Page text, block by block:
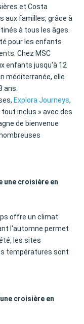
et Costa
aux familles, grâce à
à tous les âges.
pour les enfants
Chez MSC
enfants jusqu'à 12
méditerranée, elle
ans.
Explora Journeys,
inclus » avec des
de bienvenue
une croisière en
offre un climat
l'automne permet
les sites
températures sont
croisière en